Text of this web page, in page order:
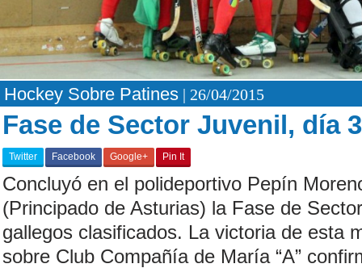
Hockey Sobre Patines | 26/04/2015
Fase de Sector Juvenil, día 3
Twitter Facebook Google+ Pin It
Concluyó en el polideportivo Pepín
(Principado de Asturias) la Fase de
gallegos clasificados. La victoria de esta
sobre Club Compañía de María “A”